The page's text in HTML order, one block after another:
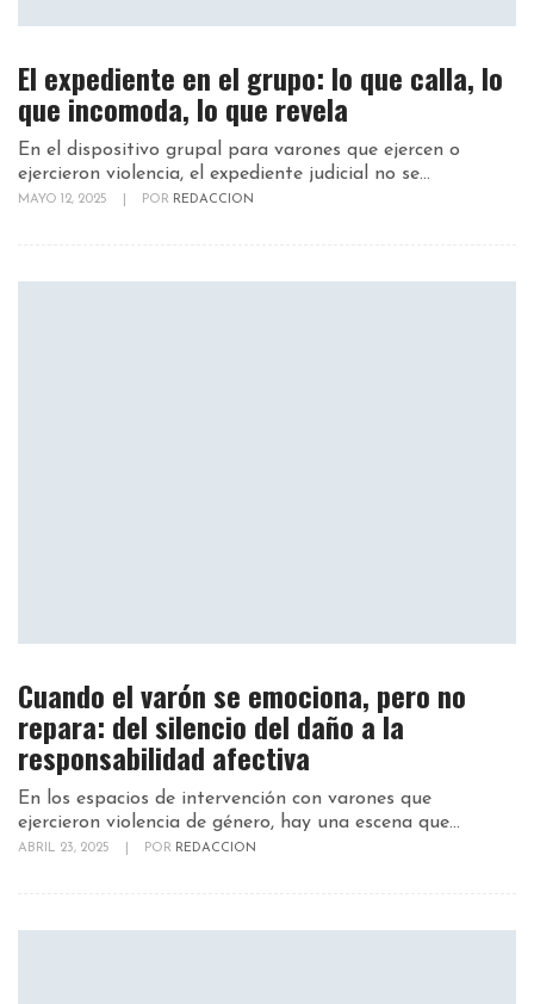
El expediente en el grupo: lo que calla, lo
que incomoda, lo que revela
En el dispositivo grupal para varones que ejercen o
ejercieron violencia, el expediente judicial no se...
MAYO 12, 2025 POR REDACCION
Cuando el varón se emociona, pero no
repara: del silencio del daño a la
responsabilidad afectiva
En los espacios de intervención con varones que
ejercieron violencia de género, hay una escena que...
ABRIL 23, 2025 POR REDACCION